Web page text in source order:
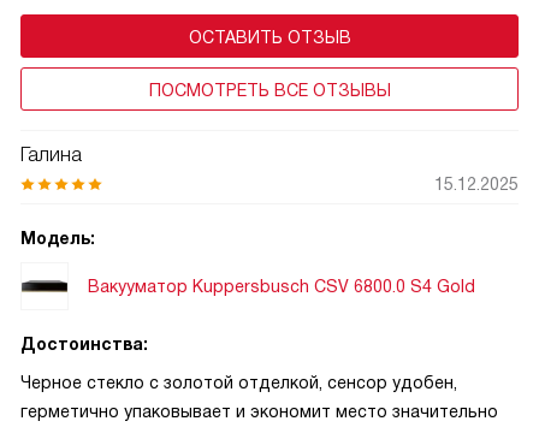
долго.
ОСТАВИТЬ ОТЗЫВ
ПОСМОТРЕТЬ ВСЕ ОТЗЫВЫ
Галина
15.12.2025
Модель:
Вакууматор Kuppersbusch CSV 6800.0 S4 Gold
Достоинства:
Черное стекло с золотой отделкой, сенсор удобен,
герметично упаковывает и экономит место значительно